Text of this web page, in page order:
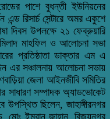
পাশে বুধন্তী ইউনিয়নের
এন্ড রিসার্চ সেন্টারে অমর একুশে
দিবস উপলক্ষে ২১ ফেব্রুয়ারি
মাহফিল ও আলোচনা সভা
প্রতিষ্ঠাতা ডাক্তার এম এ
এর সঞ্চালনায় আলোচনা সভায়
জেলা আইনজীবি সমিতির
সাধারণ সম্পাদক অ্যাডভোকেট
উপস্থিত ছিলেন, জাহাঙ্গীরনগর
মোঃ ইমরান জাহান, বিজয়নগর